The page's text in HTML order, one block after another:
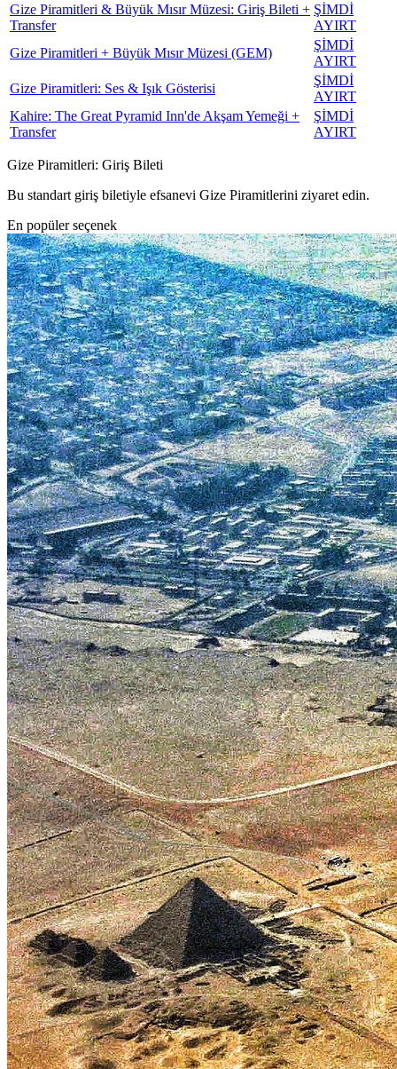
Gize Piramitleri & Büyük Mısır Müzesi: Giriş Bileti +
Transfer
ŞİMDİ
AYIRT
Gize Piramitleri + Büyük Mısır Müzesi (GEM)
ŞİMDİ
AYIRT
Gize Piramitleri: Ses & Işık Gösterisi
ŞİMDİ
AYIRT
Kahire: The Great Pyramid Inn'de Akşam Yemeği +
Transfer
ŞİMDİ
AYIRT
Gize Piramitleri: Giriş Bileti
Bu standart giriş biletiyle efsanevi Gize Piramitlerini ziyaret edin.
En popüler seçenek